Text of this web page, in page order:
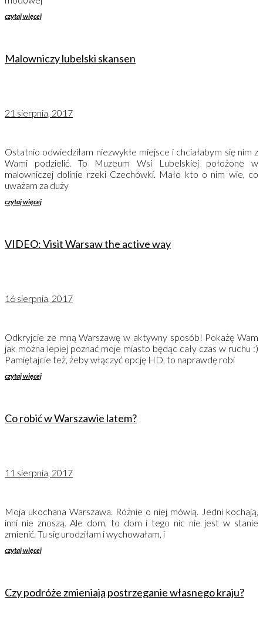
czytaj więcej
Malowniczy lubelski skansen
21 sierpnia, 2017
Ostatnio odwiedziłam niezwykłe miejsce i chciałabym się nim z
Wami podzielić. To Muzeum Wsi Lubelskiej położone w
malowniczej dolinie rzeki Czechówki. Mało kto o nim wie, co
uważam za duży
czytaj więcej
VIDEO: Visit Warsaw the active way
16 sierpnia, 2017
Odkryjcie ze mną Warszawę w aktywny sposób! Pokażę Wam
jak można lepiej poznać moje miasto będąc cały czas w ruchu :)
Pamiętajcie też, żeby włączyć opcję HD, to naprawdę robi
czytaj więcej
Co robić w Warszawie latem?
11 sierpnia, 2017
Moja ukochana Warszawa. Różnie o niej mówią. Jedni kochają,
inni nie znoszą. Ale dom, to dom i tego nic nie jest w stanie
zmienić. Tu się urodziłam i wychowałam, i
czytaj więcej
Czy podróże zmieniają postrzeganie własnego kraju?